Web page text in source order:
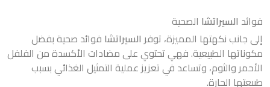
فوائد السيراتشا الصحية
إلى جانب نكهتها المميزة، توفرالسيراتشا فوائد صحية بفضل
مكوناتها الطبيعية. فهي تحتوي على مضادات الأكسدة من الفلفل
الأحمر والثوم، وتساعد في تعزيز عملية التمثيل الغذائي بسبب
طبيعتها الحارة.